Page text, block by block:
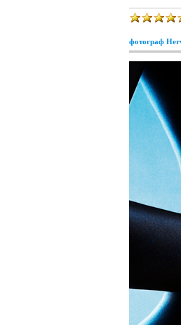
фотограф